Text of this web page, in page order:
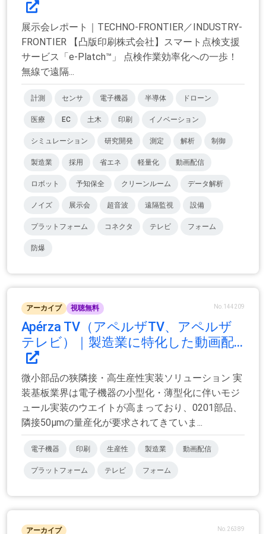
展示会レポート｜TECHNO-FRONTIER／INDUSTRY-
FRONTIER 【凸版印刷株式会社】スマート点検支援
サービス「e-Platch™」 点検作業効率化への一歩！
無線で遠隔...
計測 センサ 電子機器 半導体 ドローン
医療 EC 土木 印刷 イノベーション
シミュレーション 研究開発 測定 解析 制御
製造業 採用 省エネ 軽量化 動画配信
ロボット 予知保全 クリーンルーム データ解析
ノイズ 展示会 超音波 遠隔監視 設備
プラットフォーム コネクタ テレビ フォーム
防爆
アーカイブ 視聴無料 No.144209
Apérza TV（アペルザTV、アペルザ
テレビ）｜製造業に特化した動画配...
微小部品の狭隣接・高生産性実装ソリューション 実
装基板業界は電子機器の小型化・薄型化に伴いモジ
ュール実装のウエイトが高まっており、0201部品、
隣接50μmの量産化が要求されてきていま...
電子機器 印刷 生産性 製造業 動画配信
プラットフォーム テレビ フォーム
アーカイブ No.26389